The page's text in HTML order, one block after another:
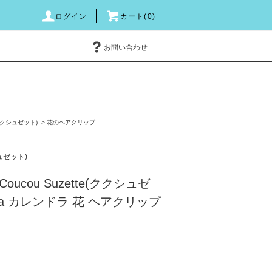
ログイン カート(0)
お問い合わせ
シュゼット) > 花のヘアクリップ
ゼット)
Suzette(ククシュゼ
カレンドラ 花 ヘアクリップ